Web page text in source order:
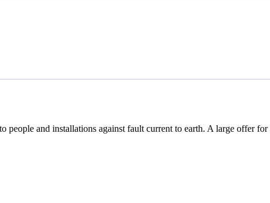
people and installations against fault current to earth. A large offer